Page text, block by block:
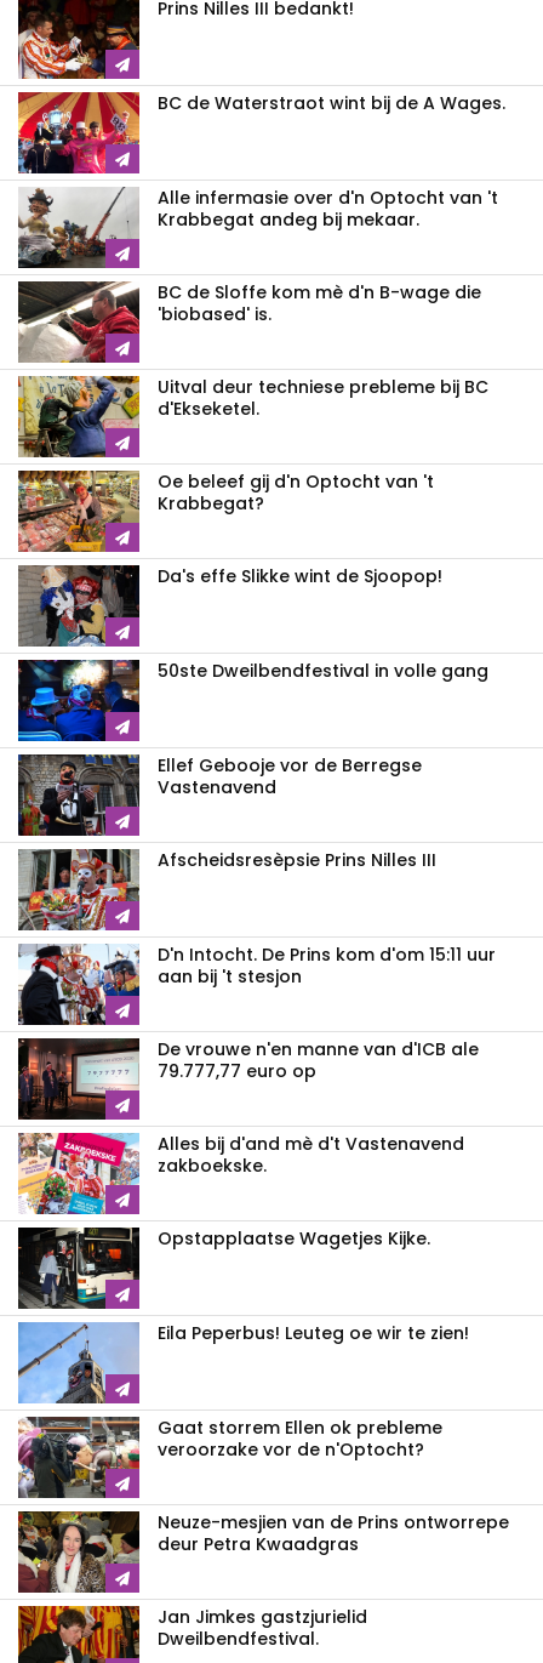
Prins Nilles III bedankt!
BC de Waterstraot wint bij de A Wages.
Alle infermasie over d'n Optocht van 't
Krabbegat andeg bij mekaar.
BC de Sloffe kom mè d'n B-wage die
'biobased' is.
Uitval deur techniese prebleme bij BC
d'Ekseketel.
Oe beleef gij d'n Optocht van 't
Krabbegat?
Da's effe Slikke wint de Sjoopop!
50ste Dweilbendfestival in volle gang
Ellef Gebooje vor de Berregse
Vastenavend
Afscheidsresèpsie Prins Nilles III
D'n Intocht. De Prins kom d'om 15:11 uur
aan bij 't stesjon
De vrouwe n'en manne van d'ICB ale
79.777,77 euro op
Alles bij d'and mè d't Vastenavend
zakboekske.
Opstapplaatse Wagetjes Kijke.
Eila Peperbus! Leuteg oe wir te zien!
Gaat storrem Ellen ok prebleme
veroorzake vor de n'Optocht?
Neuze-mesjien van de Prins ontworrepe
deur Petra Kwaadgras
Jan Jimkes gastzjurielid
Dweilbendfestival.